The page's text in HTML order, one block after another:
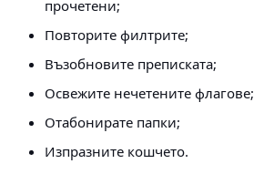
прочетени;
Повторите филтрите;
Възобновите преписката;
Освежите нечетените флагове;
Отабонирате папки;
Изпразните кошчето.